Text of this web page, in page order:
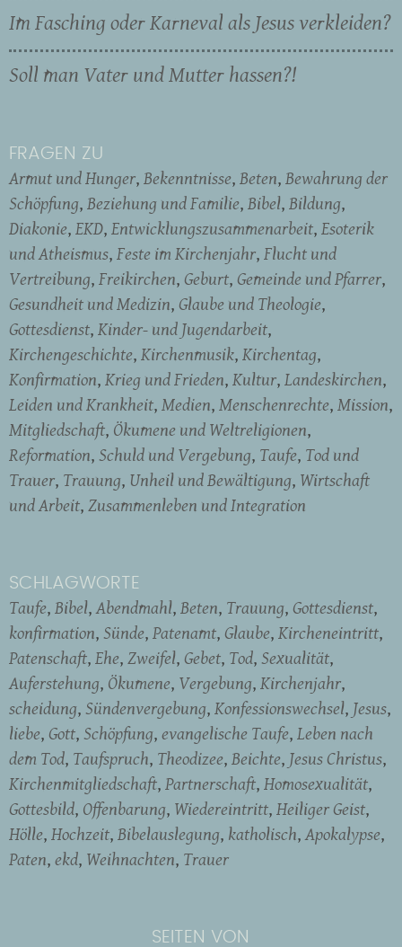
Im Fasching oder Karneval als Jesus verkleiden?
Soll man Vater und Mutter hassen?!
FRAGEN ZU
Armut und Hunger Bekenntnisse Beten Bewahrung der
Schöpfung Beziehung und Familie Bibel Bildung
Diakonie EKD Entwicklungszusammenarbeit Esoterik
und Atheismus Feste im Kirchenjahr Flucht und
Vertreibung Freikirchen Geburt Gemeinde und Pfarrer
Gesundheit und Medizin Glaube und Theologie
Gottesdienst Kinder- und Jugendarbeit
Kirchengeschichte Kirchenmusik Kirchentag
Konfirmation Krieg und Frieden Kultur Landeskirchen
Leiden und Krankheit Medien Menschenrechte Mission
Mitgliedschaft Ökumene und Weltreligionen
Reformation Schuld und Vergebung Taufe Tod und
Trauer Trauung Unheil und Bewältigung Wirtschaft
und Arbeit Zusammenleben und Integration
SCHLAGWORTE
Taufe Bibel Abendmahl Beten Trauung Gottesdienst
konfirmation Sünde Patenamt Glaube Kircheneintritt
Patenschaft Ehe Zweifel Gebet Tod Sexualität
Auferstehung Ökumene Vergebung Kirchenjahr
scheidung Sündenvergebung Konfessionswechsel Jesus
liebe Gott Schöpfung evangelische Taufe Leben nach
dem Tod Taufspruch Theodizee Beichte Jesus Christus
Kirchenmitgliedschaft Partnerschaft Homosexualität
Gottesbild Offenbarung Wiedereintritt Heiliger Geist
Hölle Hochzeit Bibelauslegung katholisch Apokalypse
Paten ekd Weihnachten Trauer
SEITEN VON